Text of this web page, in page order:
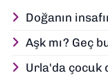
Doğanın
Aşk mı? Geç
Urla'da çocuk